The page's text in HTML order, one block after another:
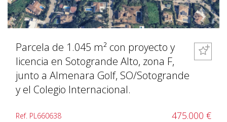
Parcela de 1.045 m² con proyecto y
licencia en Sotogrande Alto, zona F,
junto a Almenara Golf, SO/Sotogrande
y el Colegio Internacional.
Ref. PL660638 475.000 €